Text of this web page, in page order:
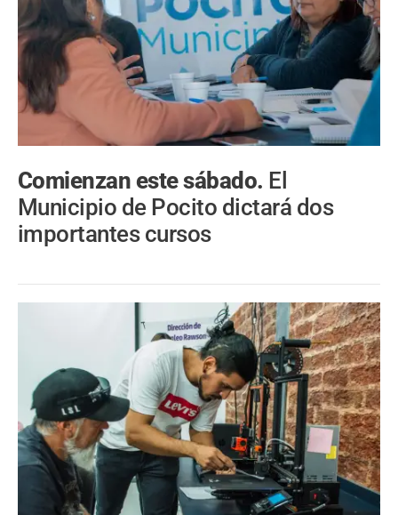
Comienzan este sábado. El
Municipio de Pocito dictará dos
importantes cursos